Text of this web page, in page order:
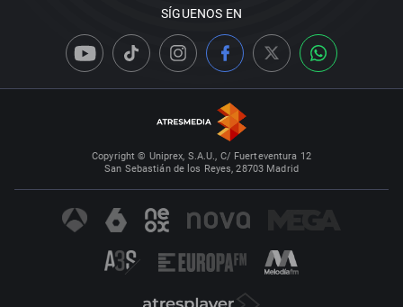
SÍGUENOS EN
Copyright © Uniprex, S.A.U., C/ Fuerteventura 12
San Sebastián de los Reyes, 28703 Madrid